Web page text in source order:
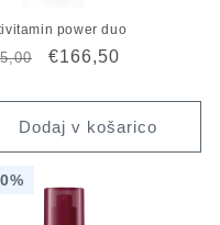
power duo
Znižana
€166,50
Dodaj v košarico